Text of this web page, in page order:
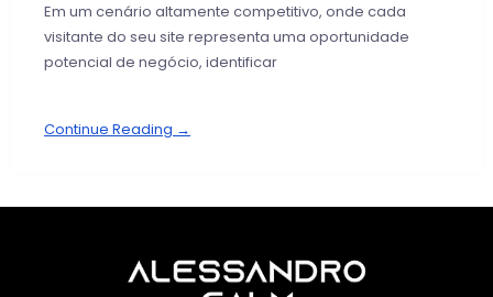
Em um cenário altamente competitivo, onde cada
visitante do seu site representa uma oportunidade
potencial de negócio, identificar
Continue Reading →